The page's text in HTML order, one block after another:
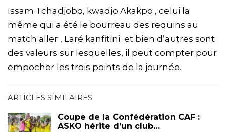
Issam Tchadjobo, kwadjo Akakpo , celui la
même qui a été le bourreau des requins au
match aller , Laré kanfitini et bien d’autres sont
des valeurs sur lesquelles, il peut compter pour
empocher les trois points de la journée.
ARTICLES SIMILAIRES
Coupe de la Confédération CAF :
ASKO hérite d’un club…